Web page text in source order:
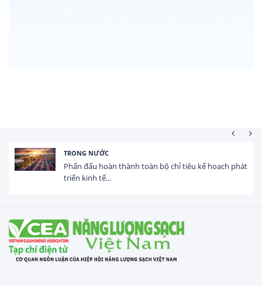
HOẠT ĐỘNG ĐẦU TƯ
Tổng vốn FDI đăng ký vào Việt Nam đạt gần 25 tỷ
USD trong 5 tháng...